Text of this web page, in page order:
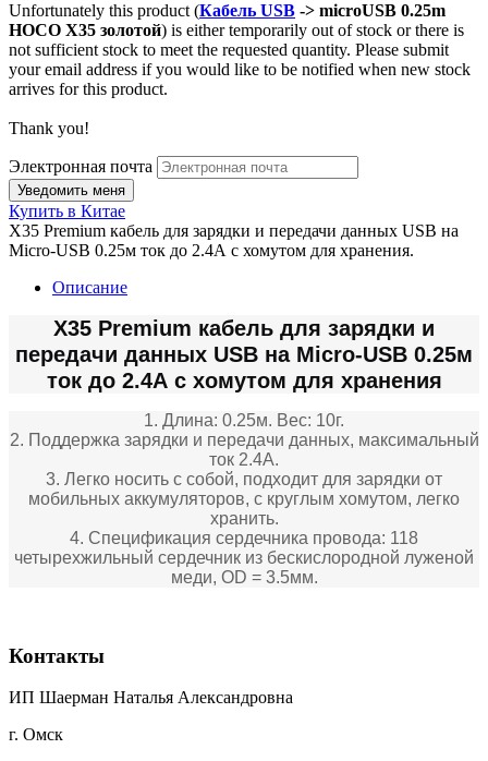
Unfortunately this product (Кабель USB -> microUSB 0.25m
HOCO X35 золотой) is either temporarily out of stock or there is
not sufficient stock to meet the requested quantity. Please submit
your email address if you would like to be notified when new stock
arrives for this product.
Thank you!
Электронная почта
Купить в Китае
X35 Premium кабель для зарядки и передачи данных USB на
Micro-USB 0.25м ток до 2.4А с хомутом для хранения.
Описание
X35 Premium кабель для зарядки и
передачи данных USB на Micro-USB 0.25м
ток до 2.4А с хомутом для хранения
1. Длина: 0.25м. Вес: 10г.
2. Поддержка зарядки и передачи данных, максимальный
ток 2.4А.
3. Легко носить с собой, подходит для зарядки от
мобильных аккумуляторов, с круглым хомутом, легко
хранить.
4. Спецификация сердечника провода: 118
четырехжильный сердечник из бескислородной луженой
меди, OD = 3.5мм.
Контакты
ИП Шаерман Наталья Александровна
г. Омск